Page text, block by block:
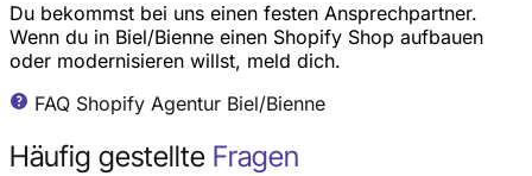
Du bekommst bei uns einen festen Ansprechpartner.
Wenn du in Biel/Bienne einen Shopify Shop aufbauen
oder modernisieren willst, meld dich.
FAQ Shopify Agentur Biel/Bienne
Häufig gestellte Fragen